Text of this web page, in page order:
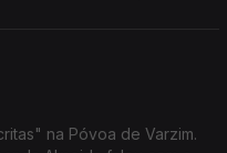
na Póvoa de Varzim.